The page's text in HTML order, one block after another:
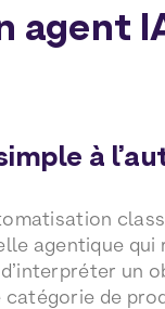
agent
à
agentique
un
catégorie de